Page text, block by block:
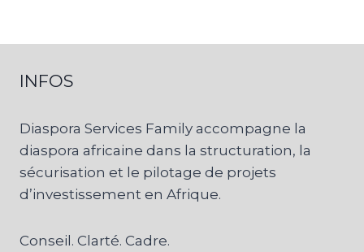
INFOS
Diaspora Services Family accompagne la
diaspora africaine dans la structuration, la
sécurisation et le pilotage de projets
d’investissement en Afrique.
Conseil. Clarté. Cadre.